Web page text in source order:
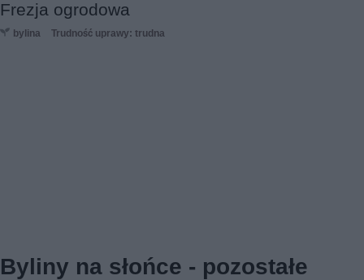
Frezja ogrodowa
bylina Trudność uprawy: trudna
Byliny na słońce - pozostałe